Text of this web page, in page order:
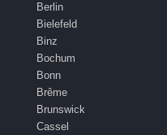
Berlin
Bielefeld
Binz
Bochum
Bonn
Brême
Brunswick
Cassel